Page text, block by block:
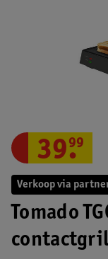
Verkoop via
Tomado
39.
99